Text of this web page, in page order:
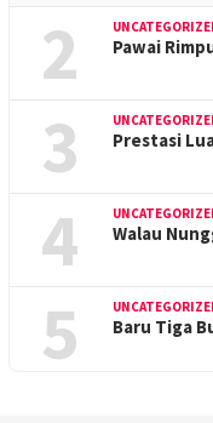
2 Pawai
3 Prestasi
4 Walau
5 Baru Tiga